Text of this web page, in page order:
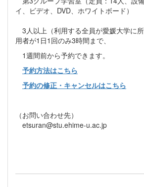
イ、ビデオ、DVD、ホワイトボード）
3人以上（利用する全員が愛媛大学に
用者が1日1回のみ3時間まで、
1週間前から予約できます。
予約方法はこちら
予約の修正・キャンセルはこちら
（お問い合わせ先）
etsuran@stu.ehime-u.ac.jp